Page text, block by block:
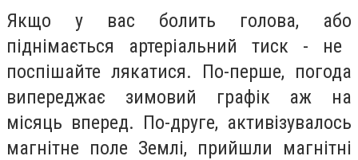
Якщо у вас болить голова, або
піднімається артеріальний тиск - не
поспішайте лякатися. По-перше, погода
випереджає зимовий графік аж на
місяць вперед. По-друге, активізувалось
магнітне поле Землі, прийшли магнітні